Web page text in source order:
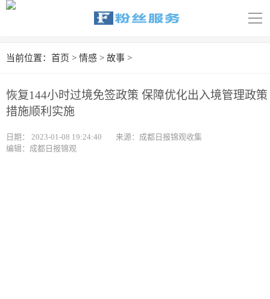
导
首页
娱乐
汽车
当前位置： 首页 > 情感 > 故事 >
恢复144小时过境免签政策 保障优化出入境管理政策
措施顺利实施
日期： 2023-01-08 19:24:40
来源：成都日报锦观收集
编辑：成都日报锦观